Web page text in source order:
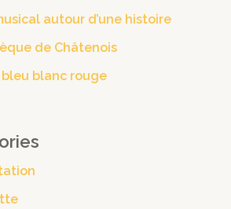
autour d’une histoire
de Châtenois
blanc rouge